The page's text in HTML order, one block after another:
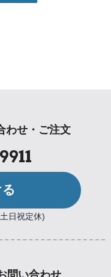
わせ・ご注文
日祝定休)
問い合わせ